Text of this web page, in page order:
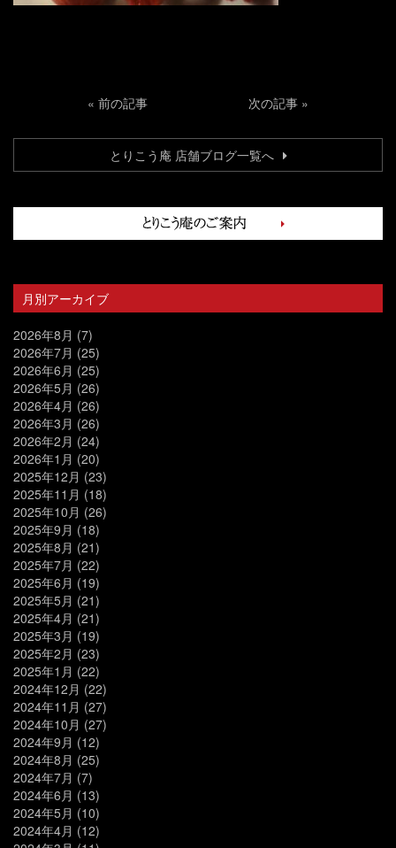
« 前の記事 次の記事 »
とりこう庵 店舗ブログ一覧へ
月別アーカイブ
2026年8月 (7)
2026年7月 (25)
2026年6月 (25)
2026年5月 (26)
2026年4月 (26)
2026年3月 (26)
2026年2月 (24)
2026年1月 (20)
2025年12月 (23)
2025年11月 (18)
2025年10月 (26)
2025年9月 (18)
2025年8月 (21)
2025年7月 (22)
2025年6月 (19)
2025年5月 (21)
2025年4月 (21)
2025年3月 (19)
2025年2月 (23)
2025年1月 (22)
2024年12月 (22)
2024年11月 (27)
2024年10月 (27)
2024年9月 (12)
2024年8月 (25)
2024年7月 (7)
2024年6月 (13)
2024年5月 (10)
2024年4月 (12)